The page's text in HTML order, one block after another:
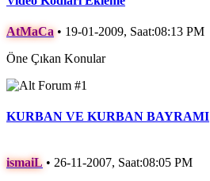
AtMaCa • 19-01-2009, Saat:08:13 PM
Öne Çıkan Konular
KURBAN VE KURBAN BAYRAMI
ismaiL • 26-11-2007, Saat:08:05 PM